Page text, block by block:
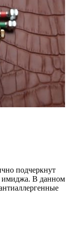
подчеркнут
имиджа. В данном